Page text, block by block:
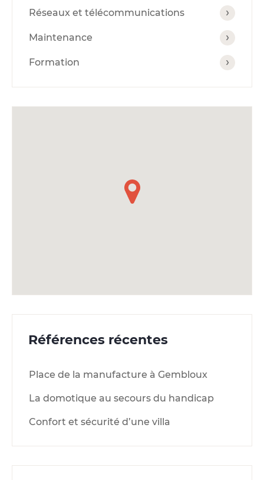
Réseaux et télécommunications
Maintenance
Formation
Références récentes
Place de la manufacture à Gembloux
La domotique au secours du handicap
Confort et sécurité d’une villa